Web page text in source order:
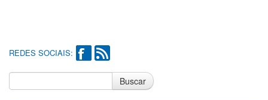
REDES SOCIAIS:
Buscar